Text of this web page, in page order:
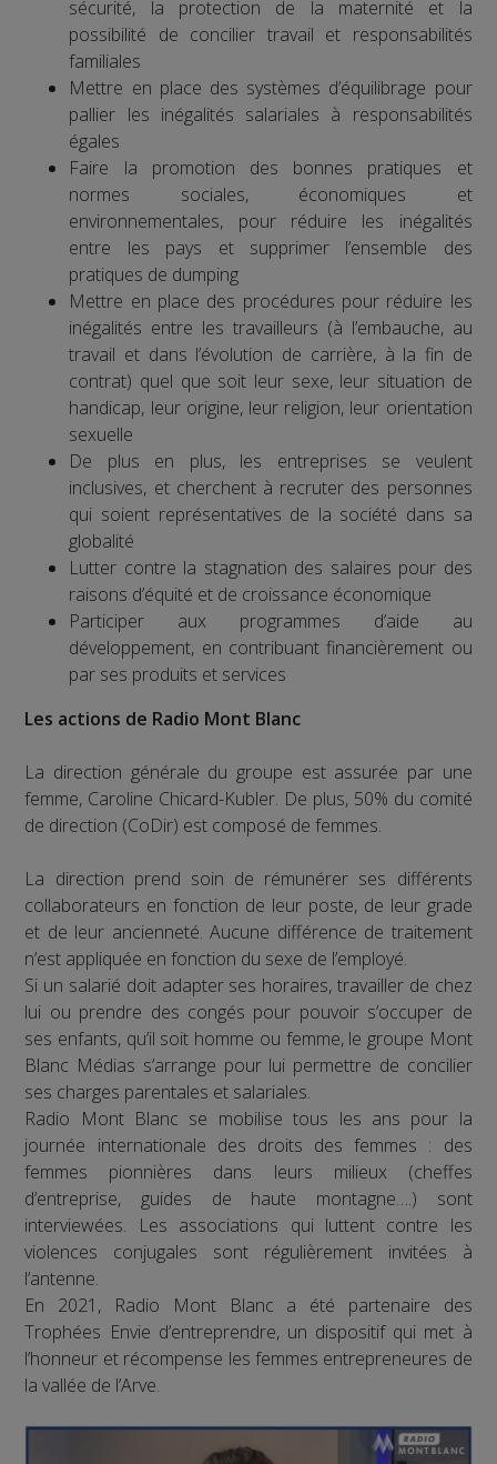
sécurité, la protection de la maternité et la
possibilité de concilier travail et responsabilités
familiales
Mettre en place des systèmes d’équilibrage pour
pallier les inégalités salariales à responsabilités
égales
Faire la promotion des bonnes pratiques et
normes sociales, économiques et
environnementales, pour réduire les inégalités
entre les pays et supprimer l’ensemble des
pratiques de dumping
Mettre en place des procédures pour réduire les
inégalités entre les travailleurs (à l’embauche, au
travail et dans l’évolution de carrière, à la fin de
contrat) quel que soit leur sexe, leur situation de
handicap, leur origine, leur religion, leur orientation
sexuelle
De plus en plus, les entreprises se veulent
inclusives, et cherchent à recruter des personnes
qui soient représentatives de la société dans sa
globalité
Lutter contre la stagnation des salaires pour des
raisons d’équité et de croissance économique
Participer aux programmes d’aide au
développement, en contribuant financièrement ou
par ses produits et services
Les actions de Radio Mont Blanc
La direction générale du groupe est assurée par une
femme, Caroline Chicard-Kubler. De plus, 50% du comité
de direction (CoDir) est composé de femmes.
La direction prend soin de rémunérer ses différents
collaborateurs en fonction de leur poste, de leur grade
et de leur ancienneté. Aucune différence de traitement
n’est appliquée en fonction du sexe de l’employé.
Si un salarié doit adapter ses horaires, travailler de chez
lui ou prendre des congés pour pouvoir s’occuper de
ses enfants, qu’il soit homme ou femme, le groupe Mont
Blanc Médias s’arrange pour lui permettre de concilier
ses charges parentales et salariales.
Radio Mont Blanc se mobilise tous les ans pour la
journée internationale des droits des femmes : des
femmes pionnières dans leurs milieux (cheffes
d’entreprise, guides de haute montagne….) sont
interviewées. Les associations qui luttent contre les
violences conjugales sont régulièrement invitées à
l’antenne.
En 2021, Radio Mont Blanc a été partenaire des
Trophées Envie d’entreprendre, un dispositif qui met à
l’honneur et récompense les femmes entrepreneures de
la vallée de l’Arve.